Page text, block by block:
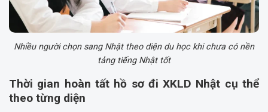
Nhiều người chọn sang Nhật theo diện du học khi chưa có nền
tảng tiếng Nhật tốt
Thời gian hoàn tất hồ sơ đi XKLD Nhật cụ thể
theo từng diện